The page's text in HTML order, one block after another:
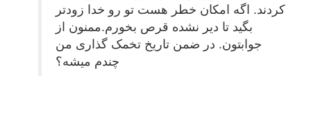
کردند. اگه امکان خطر هست تو رو خدا زودتر
بگید تا دیر نشده قرص بخورم.ممنون از
جوابتون. در ضمن تاریخ تخمک گذاری من
چندم میشه؟